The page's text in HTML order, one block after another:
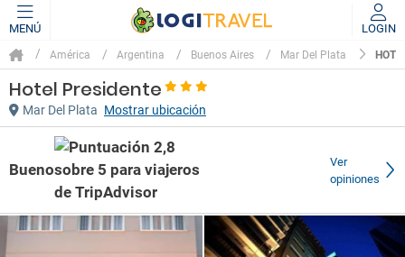
MENÚ LOGIN
América Argentina Buenos Aires Mar Del Plata
Hotel Presidente
Mar Del Plata Mostrar ubicación
Bueno
Ver
opiniones